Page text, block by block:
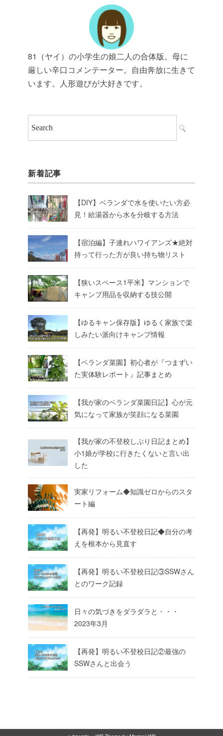
81（ヤイ）の小学生の娘二人の合体版。母に
厳しい辛口コメンテーター。自由奔放に生きて
います。人形遊びが大好きです。
新着記事
【DIY】ベランダで水を使いたい方必
見！給湯器から水を分岐する方法
【宿泊編】子連れハワイアンズ★絶対
持って行った方が良い持ち物リスト
【狭いスペース1平米】マンションで
キャンプ用品を収納する技公開
【ゆるキャン保存版】ゆるく家族で楽
しみたい派向けキャンプ情報
【ベランダ菜園】初心者が『つまずい
た実体験レポート』記事まとめ
【我が家のベランダ菜園日記】心が元
気になって家族が笑顔になる菜園
【我が家の不登校しぶり日記まとめ】
小1娘が学校に行きたくないと言い出
した
実家リフォーム◆知識ゼロからのスタ
ート編
【再発】明るい不登校日記◆自分の考
えを根本から見直す
【再発】明るい不登校日記③SSWさん
とのワーク記録
日々の気づきをダラダラと・・・
2023年3月
【再発】明るい不登校日記②最強の
SSWさんと出会う